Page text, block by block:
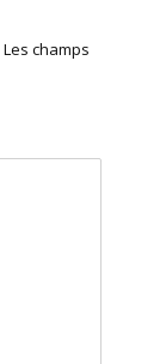
Les champs